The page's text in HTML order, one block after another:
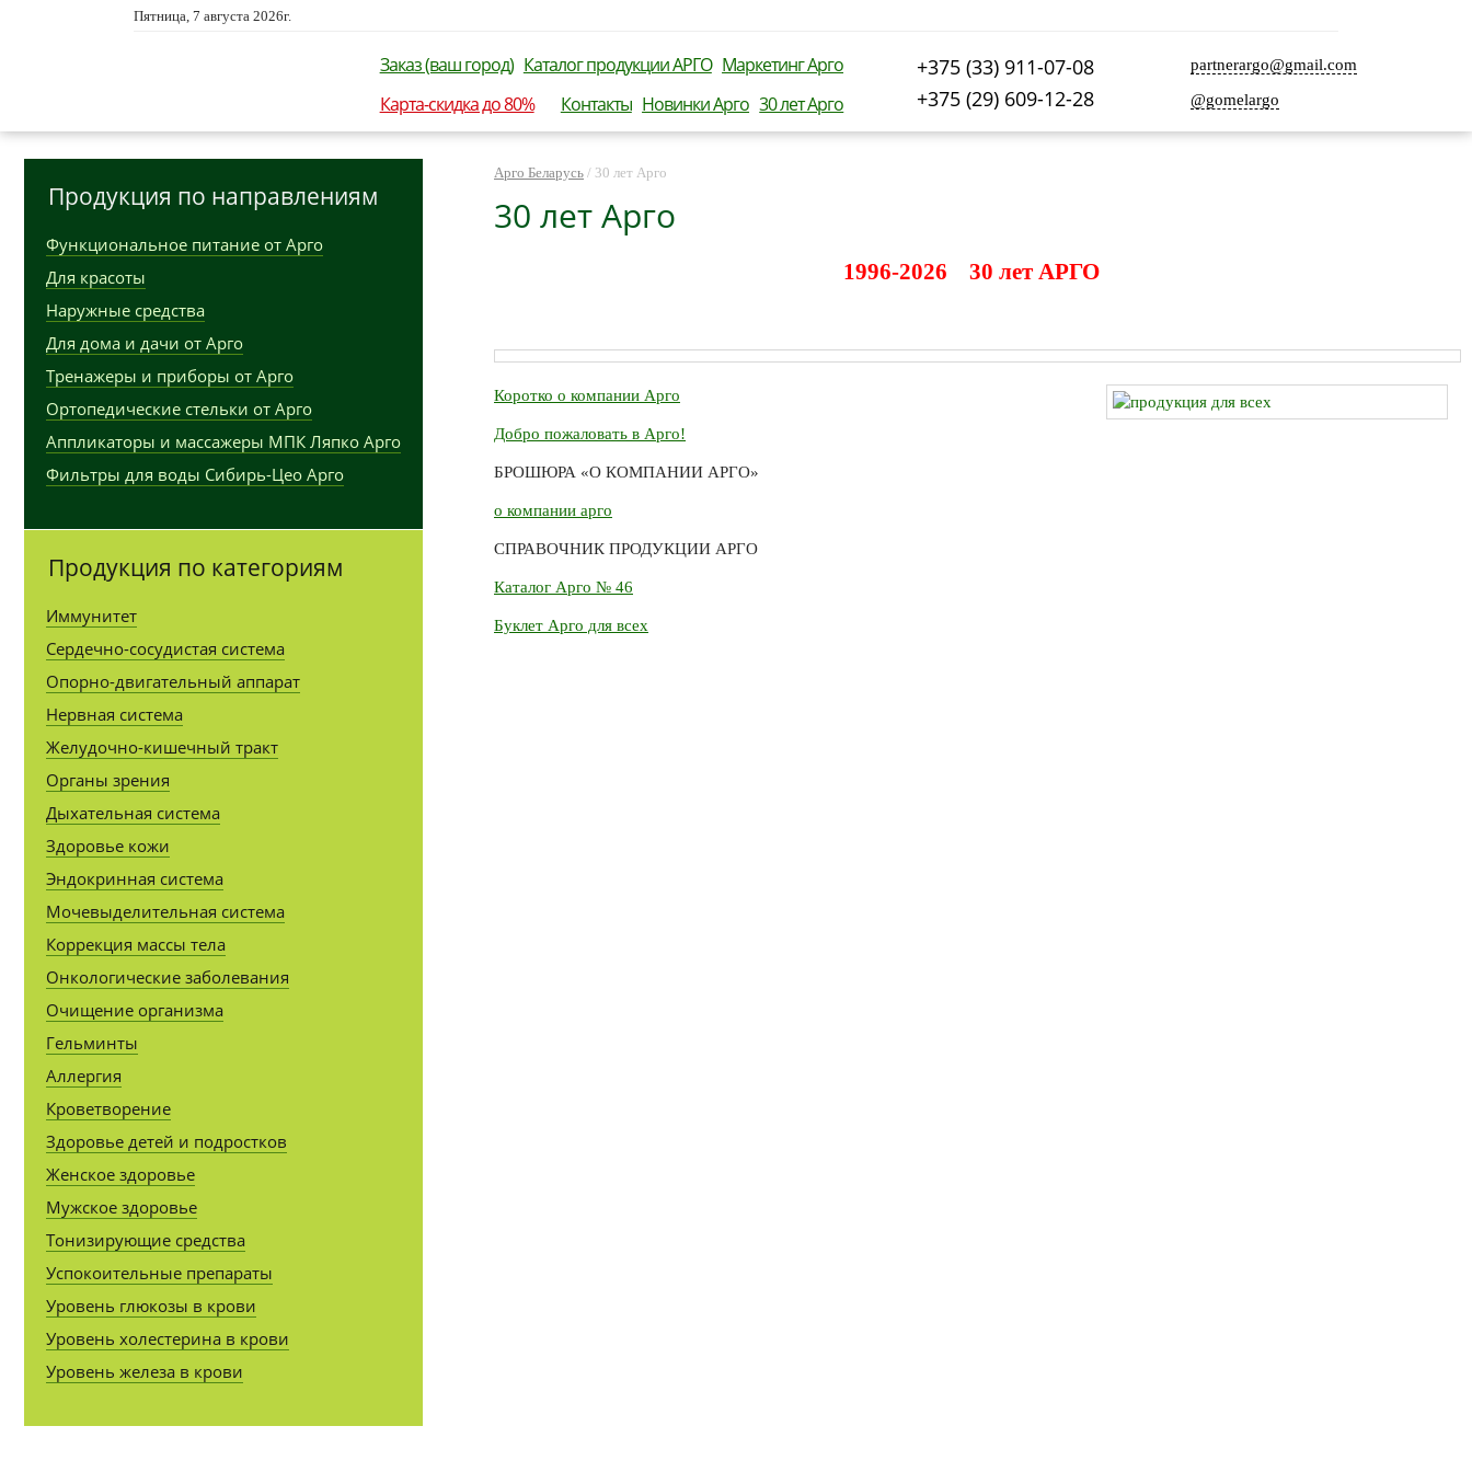
Пятница, 7 августа 2026г.
Заказ (ваш город) Каталог продукции АРГО Маркетинг Арго
Карта-скидка до 80%
Контакты Новинки Арго 30 лет Арго
partnerargo@gmail.com
@gomelargo
+375 (33) 911-07-08
+375 (29) 609-12-28
Арго Беларусь / 30 лет Арго
30 лет Арго
1996-2026 30 лет АРГО
Коротко о компании Арго
Добро пожаловать в Арго!
БРОШЮРА «О КОМПАНИИ АРГО»
о компании арго
СПРАВОЧНИК ПРОДУКЦИИ АРГО
Каталог Арго № 46
Буклет Арго для всех
Продукция по направлениям
Функциональное питание от Арго
Для красоты
Наружные средства
Для дома и дачи от Арго
Тренажеры и приборы от Арго
Ортопедические стельки от Арго
Аппликаторы и массажеры МПК Ляпко Арго
Фильтры для воды Сибирь-Цео Арго
Продукция по категориям
Иммунитет
Сердечно-сосудистая система
Опорно-двигательный аппарат
Нервная система
Желудочно-кишечный тракт
Органы зрения
Дыхательная система
Здоровье кожи
Эндокринная система
Мочевыделительная система
Коррекция массы тела
Онкологические заболевания
Очищение организма
Гельминты
Аллергия
Кроветворение
Здоровье детей и подростков
Женское здоровье
Мужское здоровье
Тонизирующие средства
Успокоительные препараты
Уровень глюкозы в крови
Уровень холестерина в крови
Уровень железа в крови